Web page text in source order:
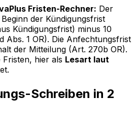
Fristen-Rechner: Der
der Kündigungsfrist
Kündigungsfrist) minus 10
Abs. 1 OR). Die Anfechtungsfrist
der Mitteilung (Art. 270b OR).
Fristen, hier als Lesart laut
Schreiben in 2